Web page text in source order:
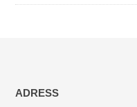
ADRESS